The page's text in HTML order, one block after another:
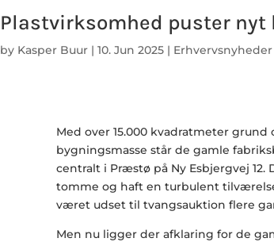
Plastvirksomhed puster
by Kasper Buur | 10. Jun 2025 | Erhvervsnyheder
Med over 15.000 kvadratmeter
bygningsmasse står de gamle
centralt i Præstø på Ny Esbjergvej
tomme og haft en turbulent
været udset til tvangsauktion flere
Men nu ligger der afklaring for de